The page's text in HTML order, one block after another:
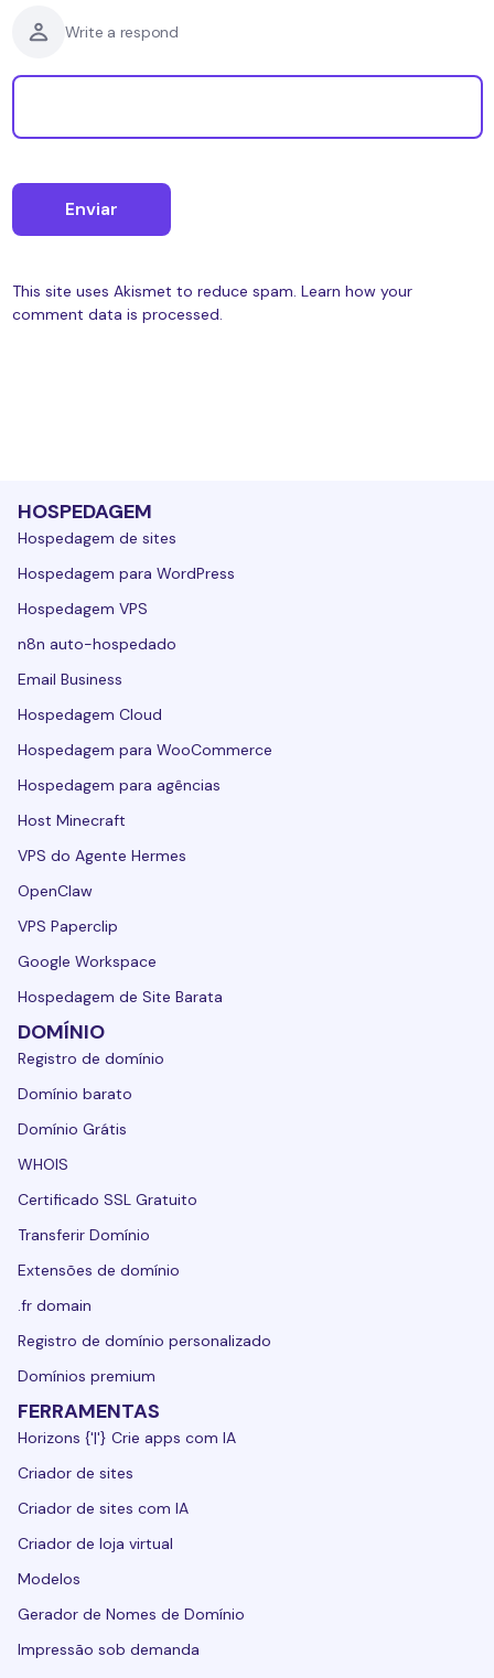
Write a respond
This site uses Akismet to reduce spam. Learn how your
comment data is processed.
HOSPEDAGEM
Hospedagem de sites
Hospedagem para WordPress
Hospedagem VPS
n8n auto-hospedado
Email Business
Hospedagem Cloud
Hospedagem para WooCommerce
Hospedagem para agências
Host Minecraft
VPS do Agente Hermes
OpenClaw
VPS Paperclip
Google Workspace
Hospedagem de Site Barata
DOMÍNIO
Registro de domínio
Domínio barato
Domínio Grátis
WHOIS
Certificado SSL Gratuito
Transferir Domínio
Extensões de domínio
.fr domain
Registro de domínio personalizado
Domínios premium
FERRAMENTAS
Horizons {'|'} Crie apps com IA
Criador de sites
Criador de sites com IA
Criador de loja virtual
Modelos
Gerador de Nomes de Domínio
Impressão sob demanda